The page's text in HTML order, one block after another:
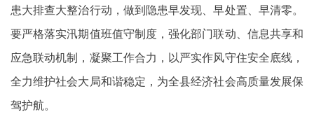
患大排查大整治行动，做到隐患早发现、早处置、早清零。
要严格落实汛期值班值守制度，强化部门联动、信息共享和
应急联动机制，凝聚工作合力，以严实作风守住安全底线，
全力维护社会大局和谐稳定，为全县经济社会高质量发展保
驾护航。